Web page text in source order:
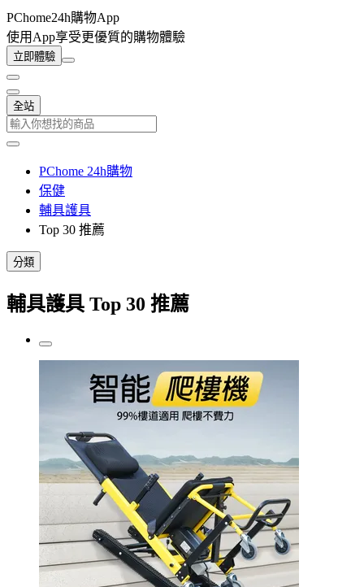
PChome24h購物App
使用App享受更優質的購物體驗
立即體驗
全站
PChome 24h購物
保健
輔具護具
Top 30 推薦
分類
輔具護具 Top 30 推薦